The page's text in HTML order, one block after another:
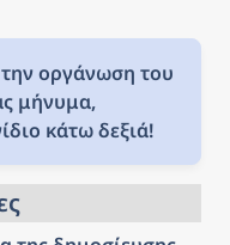
την οργάνωση του
μήνυμα,
κάτω δεξιά!